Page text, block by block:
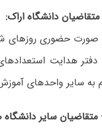
دفتر هدایت
به سایر واحدهای